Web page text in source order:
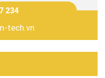
234
tech.vn